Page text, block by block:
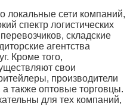
локальные сети компаний,
спектр логистических
складские
агентства
Кроме того,
свои
производители
а также оптовые торговцы.
для тех компаний,